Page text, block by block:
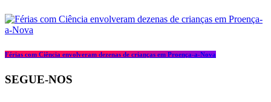
Férias com Ciência envolveram dezenas de crianças em Proença-a-Nova
SEGUE-NOS